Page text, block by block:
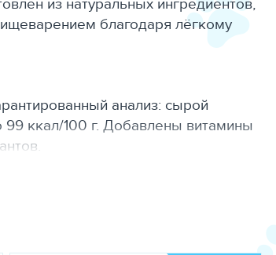
благодаря лёгкому
анализ: сырой
99 ккал/100 г. Добавлены витамины